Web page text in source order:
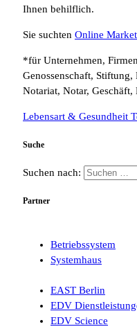
Ihnen behilflich.
Sie suchten Online
*für Unternehmen,
Genossenschaft,
Notariat, Notar,
Lebensart & Gesundheit
Suche
Suchen nach:
Partner
Betriebssystem
Systemhaus
EAST Berlin
EDV
EDV Science